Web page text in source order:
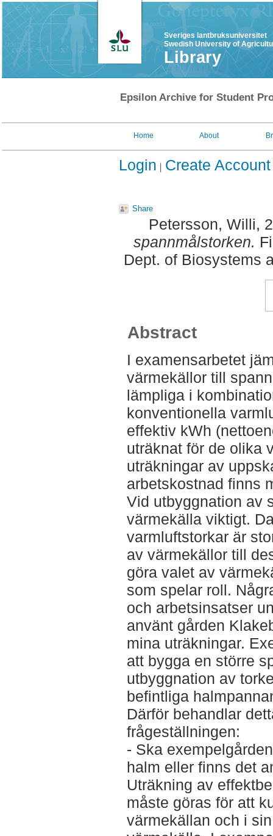
Sveriges lantbruksuniversitet
Swedish University of
Library
Epsilon Archive for Student
Home About
Login Create Account
Share
Petersson, Willi,
spannmålstorken.
Dept. of Biosystems
Abstract
I examensarbetet
värmekällor till
lämpliga i
konventionella
effektiv kWh
uträknat för de olika
uträkningar av
arbetskostnad finns
Vid utbyggnation av
värmekälla viktigt.
varmluftstorkar är
av värmekällor till
göra valet av
som spelar roll.
och arbetsinsatser
använt gården
mina uträkningar.
att bygga en större
utbyggnation av
befintliga
Därför behandlar
frågeställningen:
- Ska
halm eller finns det
Uträkning av
måste göras för att
värmekällan och i